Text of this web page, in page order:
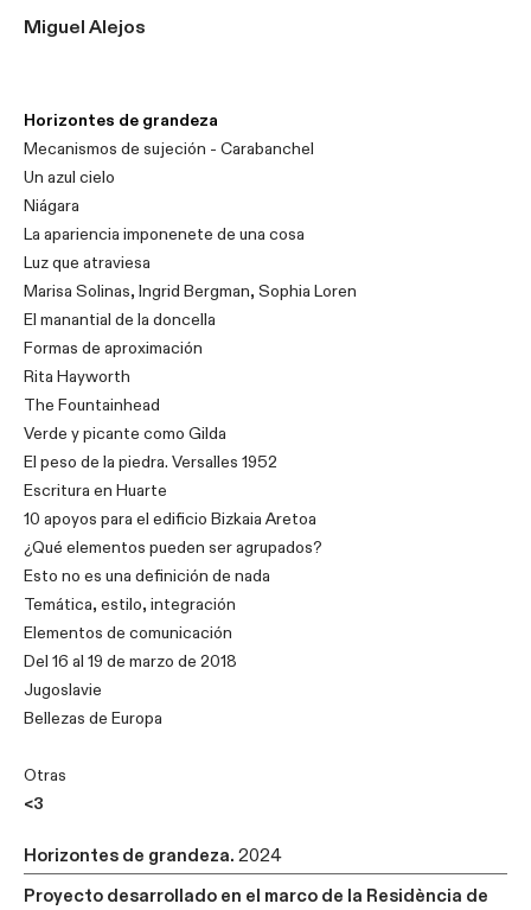
Miguel Alejos
Horizontes de grandeza
Mecanismos de sujeción - Carabanchel
Un azul cielo
Niágara
La apariencia imponenete de una cosa
Luz que atraviesa
Marisa Solinas, Ingrid Bergman, Sophia Loren
El manantial de la doncella
Formas de aproximación
Rita Hayworth
The Fountainhead
Verde y picante como Gilda
El peso de la piedra. Versalles 1952
Escritura en Huarte
10 apoyos para el edificio Bizkaia Aretoa
¿Qué elementos pueden ser agrupados?
Esto no es una definición de nada
Temática, estilo, integración
Elementos de comunicación
Del 16 al 19 de marzo de 2018
Jugoslavie
Bellezas de Europa
Otras
<3
Horizontes de grandeza.2024
Proyecto desarrollado en el marco de la Residència de